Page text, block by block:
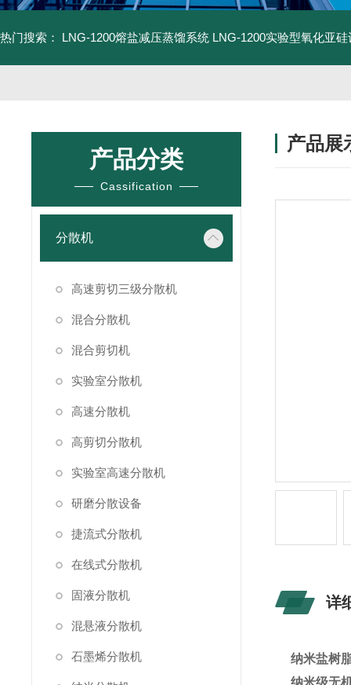
热门搜索： LNG-1200熔盐减压蒸馏系统 LNG-1200实验型氧化亚硅
产品分类
Cassification
分散机
高速剪切三级分散机
混合分散机
混合剪切机
实验室分散机
高速分散机
高剪切分散机
实验室高速分散机
研磨分散设备
捷流式分散机
在线式分散机
固液分散机
混悬液分散机
石墨烯分散机
产品展
详
纳米盐树
纳米级无